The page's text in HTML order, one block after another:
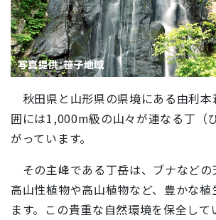
秋田県と山形県の県境にある由利本
囲には1,000m級の山々が連なる丁（
がっています。
その主峰である丁岳は、ブナなどの
高山性植物や高山植物など、豊かな
ます。この貴重な自然環境を保全し